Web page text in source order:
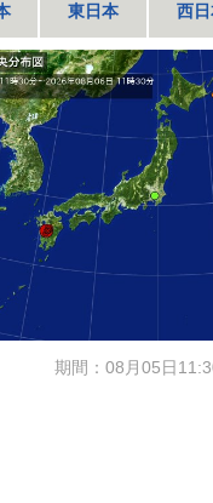
東日本 西
期間：08月05日